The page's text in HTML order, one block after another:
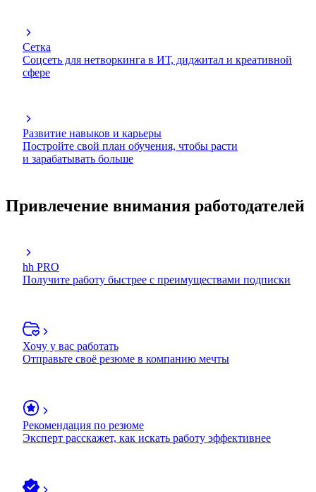
Сетка
Соцсеть для нетворкинга в ИТ, диджитал и креативной
сфере
Развитие навыков и карьеры
Постройте свой план обучения, чтобы расти
и зарабатывать больше
Привлечение внимания работодателей
hh PRO
Получите работу быстрее с преимуществами подписки
Хочу у вас работать
Отправьте своё резюме в компанию мечты
Рекомендация по резюме
Эксперт расскажет, как искать работу эффективнее